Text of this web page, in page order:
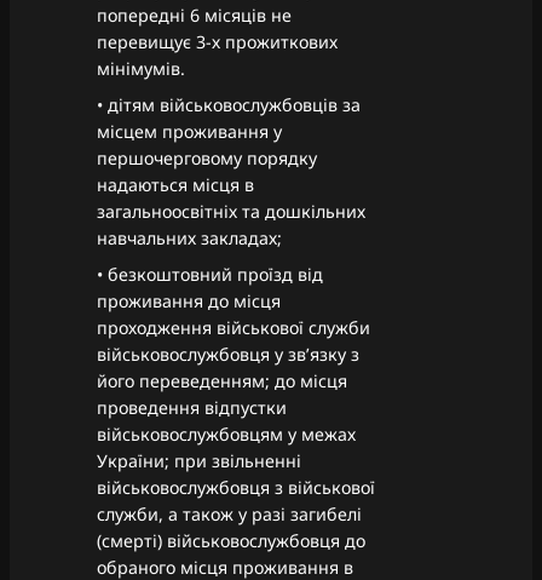
попередні 6 місяців не
перевищує 3-х прожиткових
мінімумів.
• дітям військовослужбовців за
місцем проживання у
першочерговому порядку
надаються місця в
загальноосвітніх та дошкільних
навчальних закладах;
• безкоштовний проїзд від
проживання до місця
проходження військової служби
військовослужбовця у зв’язку з
його переведенням; до місця
проведення відпустки
військовослужбовцям у межах
України; при звільненні
військовослужбовця з військової
служби, а також у разі загибелі
(смерті) військовослужбовця до
обраного місця проживання в